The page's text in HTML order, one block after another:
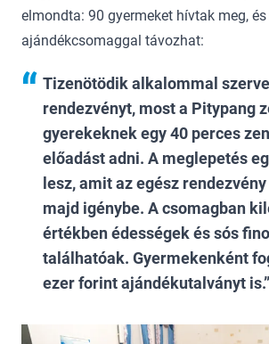
elmondta: 90 gyermeket hívtak meg,
ajándékcsomaggal távozhat:
Tizenötödik alkalommal
rendezvényt, most a Pitypang
gyerekeknek egy 40 perces
előadást adni. A meglepetés
lesz, amit az egész
majd igénybe. A csomagban
értékben édességek és sós
találhatóak. Gyermekenként
ezer forint ajándékutalványt is.